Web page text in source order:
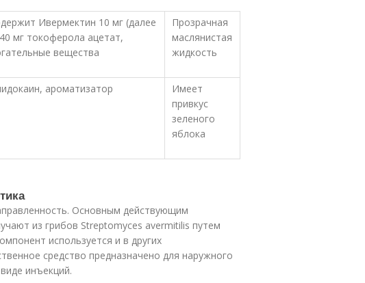
Ивермектин 10 мг (далее
мг токоферола ацетат,
вещества
Прозрачная
маслянистая
жидкость
ароматизатор
Имеет
привкус
зеленого
яблока
Основным действующим
из грибов Streptomyces avermitilis путем
используется и в других
средство предназначено для наружного
инъекций.